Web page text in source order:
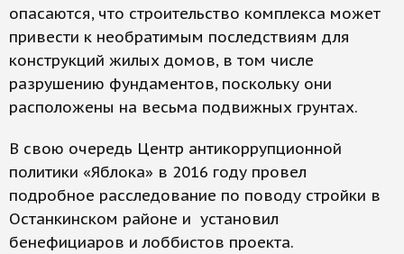
опасаются, что строительство комплекса может
привести к необратимым последствиям для
конструкций жилых домов, в том числе
разрушению фундаментов, поскольку они
расположены на весьма подвижных грунтах.
В свою очередь Центр антикоррупционной
политики «Яблока» в 2016 году провел
подробное расследование по поводу стройки в
Останкинском районе и установил
бенефициаров и лоббистов проекта.